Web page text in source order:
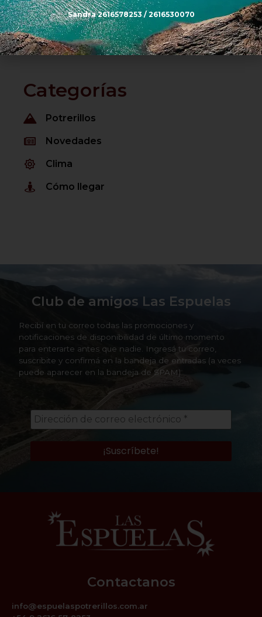
Categorías
Potrerillos
Novedades
Clima
Cómo llegar
Club de amigos Las Espuelas
Recibí en tu correo todas las promociones y
notificaciones de disponibilidad de último momento
para enterarte antes que nadie. Ingresá tu correo,
suscribite y confirmá en la bandeja de entradas (a veces
puede aparecer en la bandeja de SPAM)
Contactanos
info@espuelaspotrerillos.com.ar
Sandra 2616578253 / 2616530070